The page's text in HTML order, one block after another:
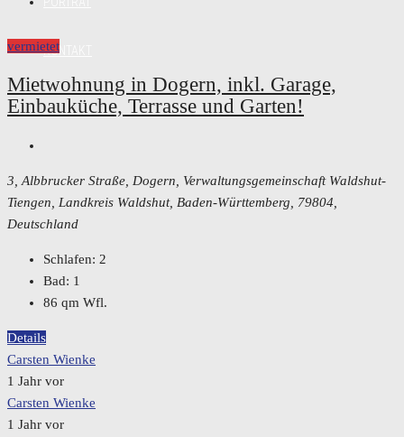
KONTAKT
vermietet
Mietwohnung in Dogern, inkl. Garage,
Einbauküche, Terrasse und Garten!
3, Albbrucker Straße, Dogern, Verwaltungsgemeinschaft Waldshut-
Tiengen, Landkreis Waldshut, Baden-Württemberg, 79804,
Deutschland
Schlafen: 2
Bad: 1
86 qm Wfl.
Details
Carsten Wienke
1 Jahr vor
Carsten Wienke
1 Jahr vor